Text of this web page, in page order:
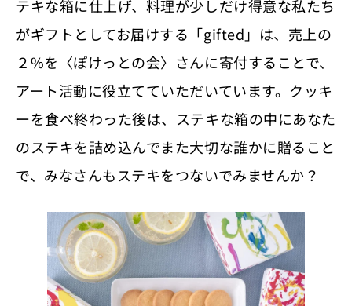
テキな箱に仕上げ、料理が少しだけ得意な私たち
がギフトとしてお届けする「gifted」は、売上の
２%を〈ぽけっとの会〉さんに寄付することで、
アート活動に役立てていただいています。クッキ
ーを食べ終わった後は、ステキな箱の中にあなた
のステキを詰め込んでまた大切な誰かに贈ること
で、みなさんもステキをつないでみませんか？